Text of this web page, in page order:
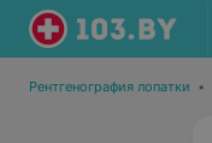
Рентгенография лопатки •